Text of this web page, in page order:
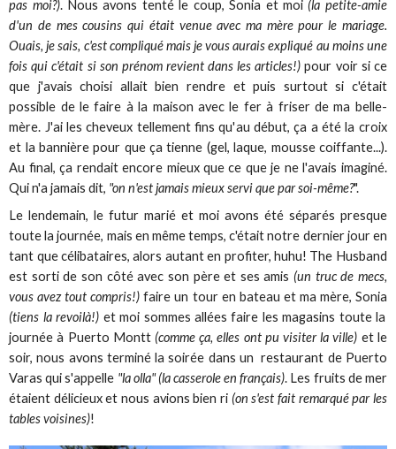
pas moi?). Nous avons tenté le coup, Sonia et moi (la petite-amie
d'un de mes cousins qui était venue avec ma mère pour le mariage.
Ouais, je sais, c'est compliqué mais je vous aurais expliqué au moins une
fois qui c'était si son prénom revient dans les articles!) pour voir si ce
que j'avais choisi allait bien rendre et puis surtout si c'était
possible de le faire à la maison avec le fer à friser de ma belle-
mère. J'ai les cheveux tellement fins qu'au début, ça a été la croix
et la bannière pour que ça tienne (gel, laque, mousse coiffante...).
Au final, ça rendait encore mieux que ce que je ne l'avais imaginé.
Qui n'a jamais dit, "on n'est jamais mieux servi que par soi-même?".
Le lendemain, le futur marié et moi avons été séparés presque
toute la journée, mais en même temps, c'était notre dernier jour en
tant que célibataires, alors autant en profiter, huhu! The Husband
est sorti de son côté avec son père et ses amis (un truc de mecs,
vous avez tout compris!) faire un tour en bateau et ma mère, Sonia
(tiens la revoilà!) et moi sommes allées faire les magasins toute la
journée à Puerto Montt (comme ça, elles ont pu visiter la ville) et le
soir, nous avons terminé la soirée dans un restaurant de Puerto
Varas qui s'appelle "la olla" (la casserole en français). Les fruits de mer
étaient délicieux et nous avions bien ri (on s'est fait remarqué par les
tables voisines)!